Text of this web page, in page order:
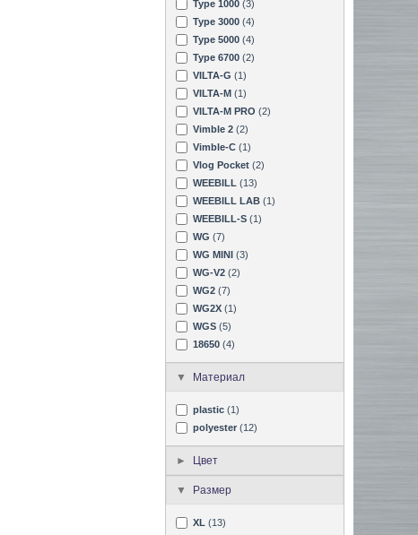
Type 1000 (3)
Type 3000 (4)
Type 5000 (4)
Type 6700 (2)
VILTA-G (1)
VILTA-M (1)
VILTA-M PRO (2)
Vimble 2 (2)
Vimble-C (1)
Vlog Pocket (2)
WEEBILL (13)
WEEBILL LAB (1)
WEEBILL-S (1)
WG (7)
WG MINI (3)
WG-V2 (2)
WG2 (7)
WG2X (1)
WGS (5)
18650 (4)
Материал
plastic (1)
polyester (12)
Цвет
Размер
XL (13)